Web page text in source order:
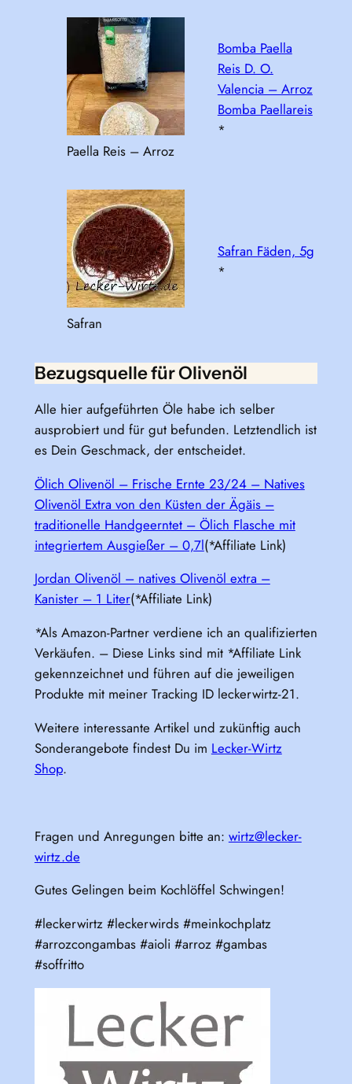
Paella Reis – Arroz
Bomba Paella
Reis D. O.
Valencia – Arroz
Bomba Paellareis
*
Safran
Safran Fäden, 5g
*
Bezugsquelle für Olivenöl
Alle hier aufgeführten Öle habe ich selber
ausprobiert und für gut befunden. Letztendlich ist
es Dein Geschmack, der entscheidet.
Ölich Olivenöl – Frische Ernte 23/24 – Natives
Olivenöl Extra von den Küsten der Ägäis –
traditionelle Handgeerntet – Ölich Flasche mit
integriertem Ausgießer – 0,7l(*Affiliate Link)
Jordan Olivenöl – natives Olivenöl extra –
Kanister – 1 Liter(*Affiliate Link)
*Als Amazon-Partner verdiene ich an qualifizierten
Verkäufen. – Diese Links sind mit *Affiliate Link
gekennzeichnet und führen auf die jeweiligen
Produkte mit meiner Tracking ID leckerwirtz-21.
Weitere interessante Artikel und zukünftig auch
Sonderangebote findest Du im Lecker-Wirtz
Shop.
Fragen und Anregungen bitte an: wirtz@lecker-
wirtz.de
Gutes Gelingen beim Kochlöffel Schwingen!
#leckerwirtz #leckerwirds #meinkochplatz
#arrozcongambas #aioli #arroz #gambas
#soffritto